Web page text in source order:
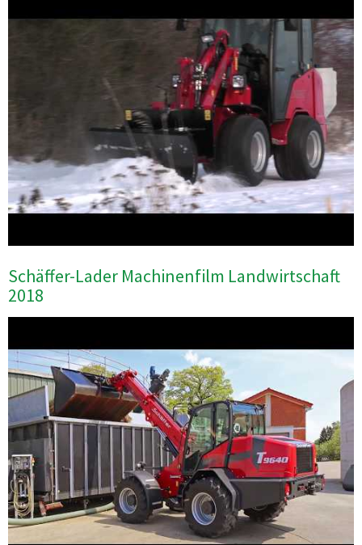
Schäffer-Lader Machinenfilm Landwirtschaft
2018